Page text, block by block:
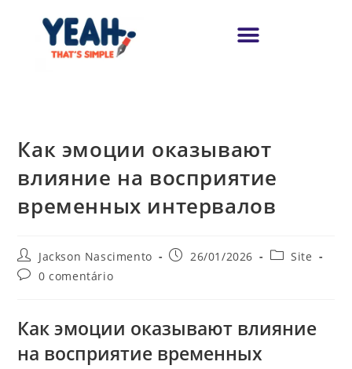
Как эмоции оказывают
влияние на восприятие
временных интервалов
Jackson Nascimento 26/01/2026
Site
0 comentário
Как эмоции оказывают влияние
на восприятие временных